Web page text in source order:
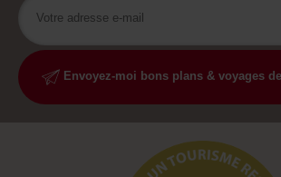
Envoyez-moi bons plans & voyages